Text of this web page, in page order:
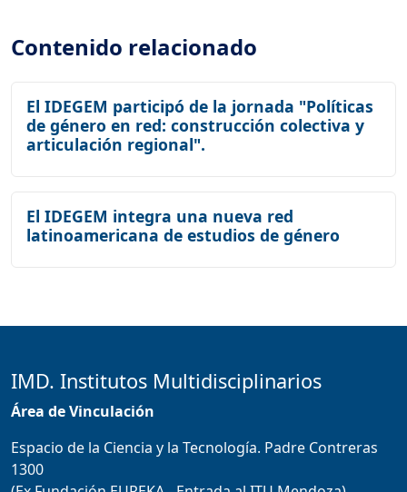
Contenido relacionado
El IDEGEM participó de la jornada "Políticas
de género en red: construcción colectiva y
articulación regional".
El IDEGEM integra una nueva red
latinoamericana de estudios de género
IMD. Institutos Multidisciplinarios
Área de Vinculación
Espacio de la Ciencia y la Tecnología. Padre Contreras
1300